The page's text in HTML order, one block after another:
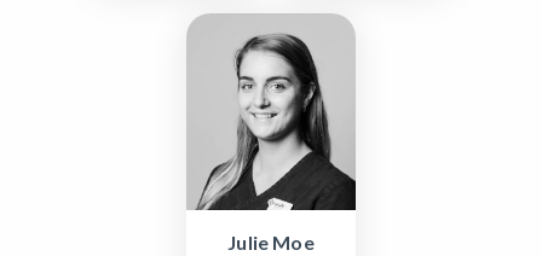
Julie Moe